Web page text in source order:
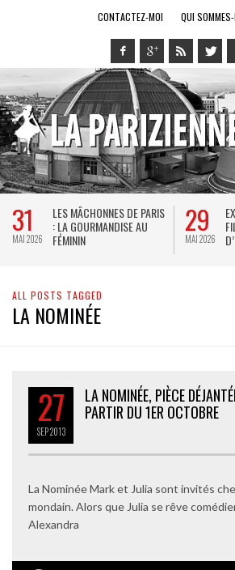
CONTACTEZ-MOI QUI
31
MAI 2026
LES MÂCHONNES DE PARIS
: LA GOURMANDISE AU
FÉMININ
29
MAI 2026
ALL POSTS TAGGED
LA NOMINÉE
27
SEP2013
LA NOMINÉE, PIÈCE
PARTIR DU 1ER OCTOBRE
La Nominée Mark et Julia sont invités
mondain. Alors que Julia se rêve
Alexandra